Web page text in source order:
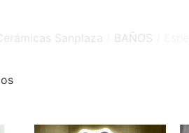
Sanplaza BAÑOS